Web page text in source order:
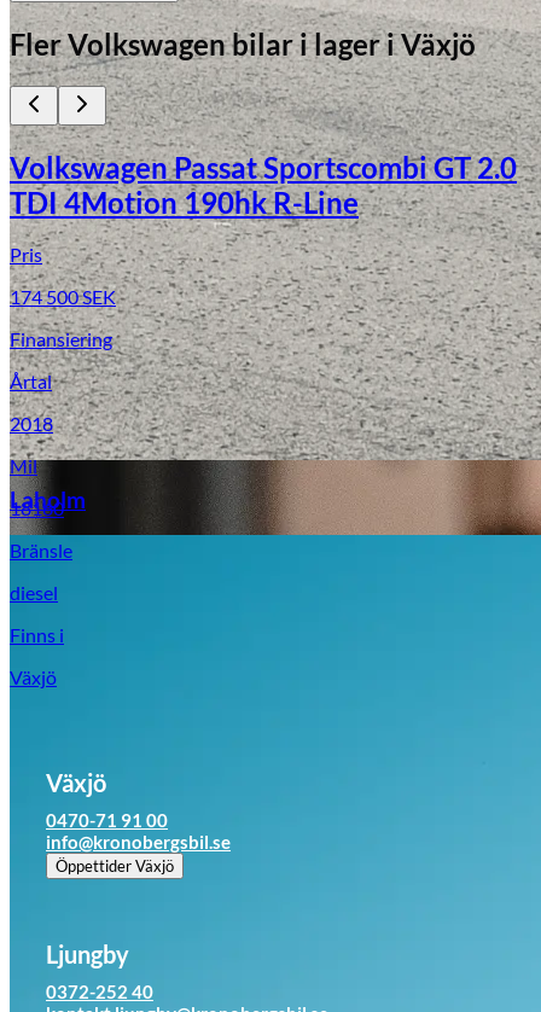
Laholm
FlerVolkswagenbilar i lageri Växjö
Volkswagen Passat Sportscombi GT 2.0
TDI 4Motion 190hk R-Line
Pris
174 500SEK
Finansiering
Årtal
2018
Mil
18160
Bränsle
diesel
Finns i
Växjö
Växjö
0470-71 91 00
info@kronobergsbil.se
ÖppettiderVäxjö
Ljungby
0372-252 40